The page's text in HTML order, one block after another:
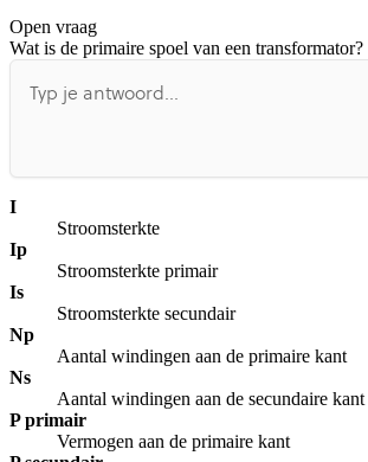
De uitleg gaat te langzaam
Open vraag
Wat is de primaire spoel van een transformator?
I
Stroomsterkte
Ip
Stroomsterkte primair
Is
Stroomsterkte secundair
Np
Aantal windingen aan de primaire kant
Ns
Aantal windingen aan de secundaire kant
P primair
Vermogen aan de primaire kant